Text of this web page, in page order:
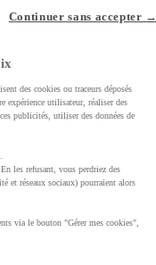
des cookies ou traceurs déposés
expérience utilisateur, réaliser des
publicités, utiliser des données de
les refusant, vous perdriez des
et réseaux sociaux) pourraient alors
via le bouton "Gérer mes cookies",
Continuer sans accepter →